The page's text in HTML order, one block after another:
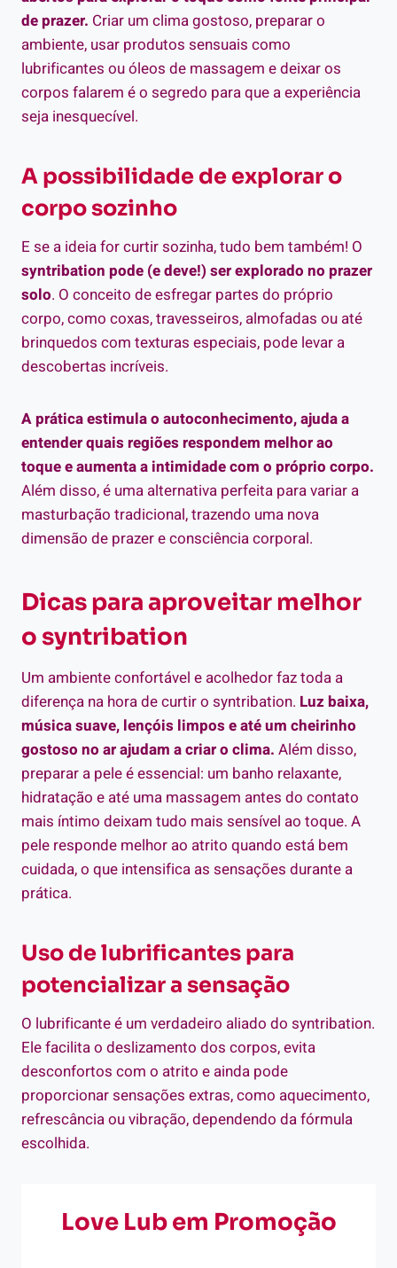
de prazer. Criar um clima gostoso, preparar o
ambiente, usar produtos sensuais como
lubrificantes ou óleos de massagem e deixar os
corpos falarem é o segredo para que a experiência
seja inesquecível.
A possibilidade de explorar o
corpo sozinho
E se a ideia for curtir sozinha, tudo bem também! O
syntribation pode (e deve!) ser explorado no prazer
solo. O conceito de esfregar partes do próprio
corpo, como coxas, travesseiros, almofadas ou até
brinquedos com texturas especiais, pode levar a
descobertas incríveis.
A prática estimula o autoconhecimento, ajuda a
entender quais regiões respondem melhor ao
toque e aumenta a intimidade com o próprio corpo.
Além disso, é uma alternativa perfeita para variar a
masturbação tradicional, trazendo uma nova
dimensão de prazer e consciência corporal.
Dicas para aproveitar melhor
o syntribation
Um ambiente confortável e acolhedor faz toda a
diferença na hora de curtir o syntribation. Luz baixa,
música suave, lençóis limpos e até um cheirinho
gostoso no ar ajudam a criar o clima. Além disso,
preparar a pele é essencial: um banho relaxante,
hidratação e até uma massagem antes do contato
mais íntimo deixam tudo mais sensível ao toque. A
pele responde melhor ao atrito quando está bem
cuidada, o que intensifica as sensações durante a
prática.
Uso de lubrificantes para
potencializar a sensação
O lubrificante é um verdadeiro aliado do syntribation.
Ele facilita o deslizamento dos corpos, evita
desconfortos com o atrito e ainda pode
proporcionar sensações extras, como aquecimento,
refrescância ou vibração, dependendo da fórmula
escolhida.
Love Lub em Promoção